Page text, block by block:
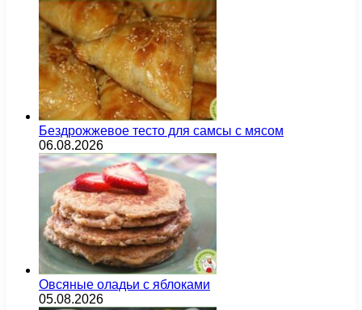
Бездрожжевое тесто для самсы с мясом
06.08.2026
Овсяные оладьи с яблоками
05.08.2026